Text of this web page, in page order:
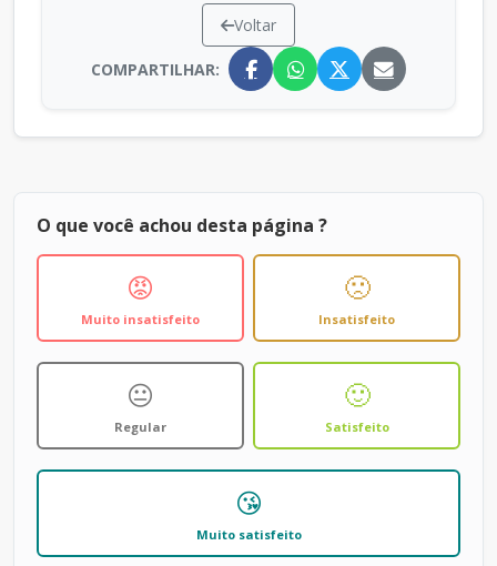
Voltar
COMPARTILHAR:
O que você achou desta página ?
😡
Muito insatisfeito
🙁
Insatisfeito
😐
Regular
🙂
Satisfeito
😘
Muito satisfeito